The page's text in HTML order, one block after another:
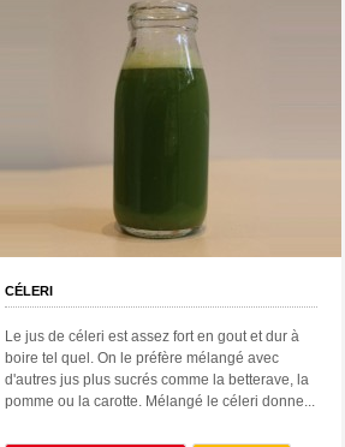
CÉLERI
Le jus de céleri est assez fort en gout et dur à
boire tel quel. On le préfère mélangé avec
d'autres jus plus sucrés comme la betterave, la
pomme ou la carotte. Mélangé le céleri donne...